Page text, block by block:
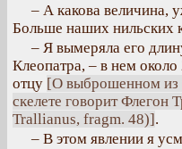
– А какова величина,
Больше наших нильских
– Я вымеряла его
Клеопатра, – в нем около
отцу [О выброшенном из
скелете говорит Флегон
Trallianus, fragm. 48)].
– В этом явлении я